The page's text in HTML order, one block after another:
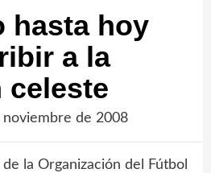
hasta hoy
a la
celeste
de 2008
la Organización del Fútbol